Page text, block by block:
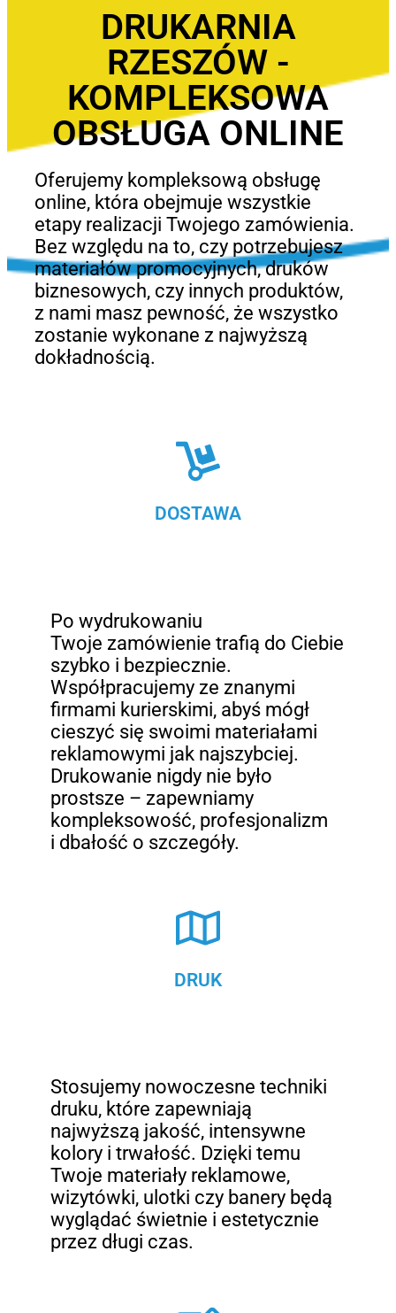
DRUKARNIA
RZESZÓW -
KOMPLEKSOWA
OBSŁUGA ONLINE
Oferujemy kompleksową obsługę
online, która obejmuje wszystkie
etapy realizacji Twojego zamówienia.
Bez względu na to, czy potrzebujesz
materiałów promocyjnych, druków
biznesowych, czy innych produktów,
z nami masz pewność, że wszystko
zostanie wykonane z najwyższą
dokładnością.
DRUK
Stosujemy nowoczesne techniki
druku, które zapewniają
najwyższą jakość, intensywne
kolory i trwałość. Dzięki temu
Twoje materiały reklamowe,
wizytówki, ulotki czy banery będą
wyglądać świetnie i estetycznie
przez długi czas.
DOSTAWA
Po wydrukowaniu
Twoje zamówienie trafią do Ciebie
szybko i bezpiecznie.
Współpracujemy ze znanymi
firmami kurierskimi, abyś mógł
cieszyć się swoimi materiałami
reklamowymi jak najszybciej.
Drukowanie nigdy nie było
prostsze – zapewniamy
kompleksowość, profesjonalizm
i dbałość o szczegóły.